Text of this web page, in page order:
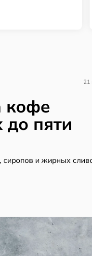
21
кофе
до пяти
сиропов и жирных